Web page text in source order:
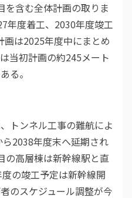
を含む全体計画の取りま
年度着工、2030年度竣工
画は2025年度中にまとめ
当初計画の約245メート
る。
トンネル工事の難航によ
2038年度末へ延期され
の高層棟は新幹線駅と直
の竣工予定は新幹線開
のスケジュール調整が今